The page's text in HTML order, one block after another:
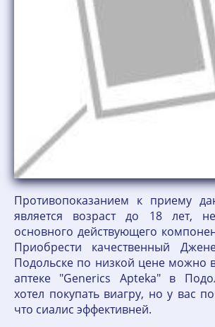
Противопоказанием к приему
является возраст до 18 лет,
основного действующего
Приобрести качественный
Подольске по низкой цене можно
аптеке "Generics Apteka" в
хотел покупать виагру, но у вас
что сиалис эффективней.